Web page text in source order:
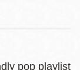
pop playlist